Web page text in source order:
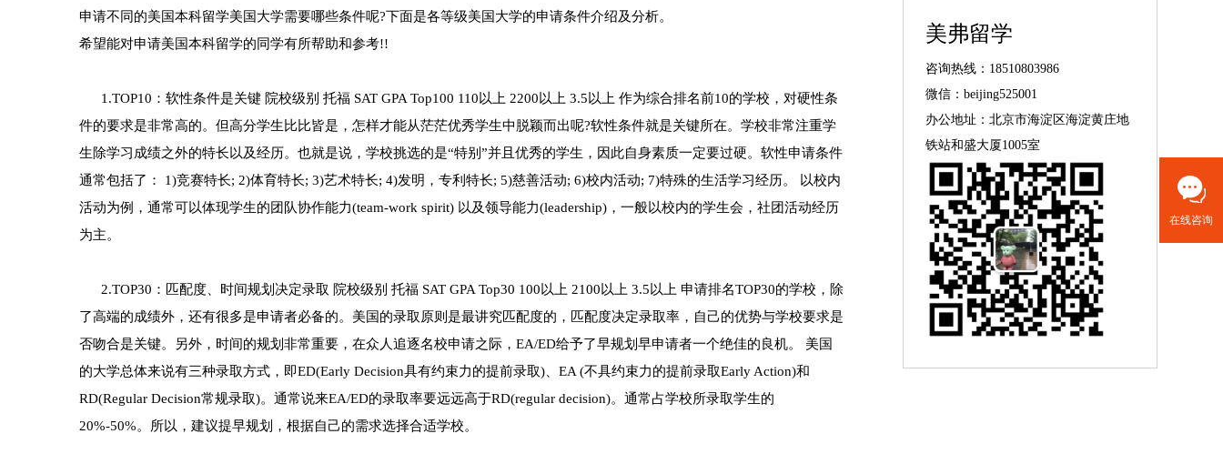
申请不同的美国本科留学美国大学需要哪些条件呢?下面是各等级美国大学的申请条件介绍及分析。
希望能对申请美国本科留学的同学有所帮助和参考!!
1.TOP10：软性条件是关键 院校级别 托福 SAT GPA Top100 110以上 2200以上 3.5以上 作为综合排名前10的学校，对硬性条
件的要求是非常高的。但高分学生比比皆是，怎样才能从茫茫优秀学生中脱颖而出呢?软性条件就是关键所在。学校非常注重学
生除学习成绩之外的特长以及经历。也就是说，学校挑选的是“特别”并且优秀的学生，因此自身素质一定要过硬。软性申请条件
通常包括了： 1)竞赛特长; 2)体育特长; 3)艺术特长; 4)发明，专利特长; 5)慈善活动; 6)校内活动; 7)特殊的生活学习经历。 以校内
活动为例，通常可以体现学生的团队协作能力(team-work spirit) 以及领导能力(leadership)，一般以校内的学生会，社团活动经历
为主。
2.TOP30：匹配度、时间规划决定录取 院校级别 托福 SAT GPA Top30 100以上 2100以上 3.5以上 申请排名TOP30的学校，除
了高端的成绩外，还有很多是申请者必备的。美国的录取原则是最讲究匹配度的，匹配度决定录取率，自己的优势与学校要求是
否吻合是关键。另外，时间的规划非常重要，在众人追逐名校申请之际，EA/ED给予了早规划早申请者一个绝佳的良机。 美国
的大学总体来说有三种录取方式，即ED(Early Decision具有约束力的提前录取)、EA (不具约束力的提前录取Early Action)和
RD(Regular Decision常规录取)。通常说来EA/ED的录取率要远远高于RD(regular decision)。通常占学校所录取学生的
20%-50%。所以，建议提早规划，根据自己的需求选择合适学校。
美弗留学
咨询热线：18510803986
微信：beijing525001
办公地址：北京市海淀区海淀黄庄地
铁站和盛大厦1005室
在线咨询